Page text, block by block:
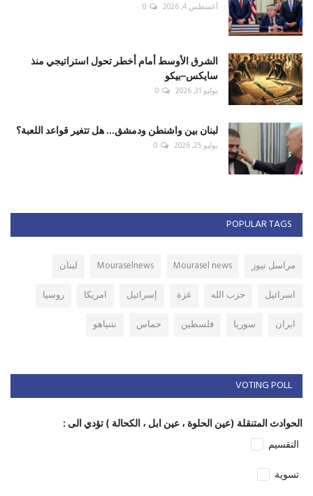
أغسطس 4, 2026 0
الشرق الأوسط أمام أخطر تحول استراتيجي منذ
سايكس–بيكو
يوليو 31, 2026 0
لبنان بين واشنطن ودمشق... هل تتغير قواعد اللعبة؟
يوليو 25, 2026 0
POPULAR TAGS
مراسل نيوز Mourasel news
Mouraselnews
لبنان
اسرائيل
حزب الله غزة إسرائيل امريكا
روسيا
ايران
سوريا فلسطين حماس نتنياهو
VOTING POLL
الحوادث المتنقلة (عين الحلوة ، عين ابل ، الكحالة ) تؤدي الى :
التقسيم
تسوية